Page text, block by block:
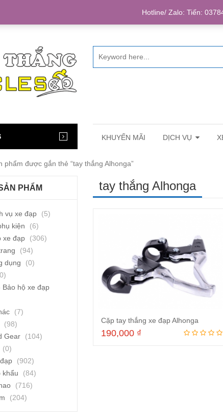
KHUYẾN MÃI DỊCH VỤ
phẩm được gắn thẻ “tay thắng Alhonga”
tay thắng Alhonga
Cặp tay thắng xe đạp Alhonga
190,000 ₫
PHẨM
vụ xe đạp
(5)
kiện
(6)
xe đạp
(306)
(94)
dụng
(0)
Bảo hộ xe đạp
(7)
(98)
Gear
(104)
(0)
(902)
khẩu
(84)
(716)
(204)
Hotline/ Zalo: Tiến: